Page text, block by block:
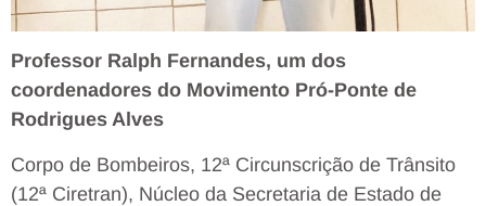
Professor Ralph Fernandes, um dos
coordenadores do Movimento Pró-Ponte de
Rodrigues Alves
Corpo de Bombeiros, 12ª Circunscrição de Trânsito
(12ª Ciretran), Núcleo da Secretaria de Estado de